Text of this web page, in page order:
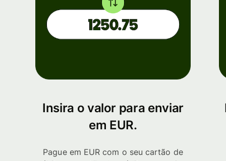
Insira o valor para enviar
em EUR.
Pague em EUR com o seu cartão de